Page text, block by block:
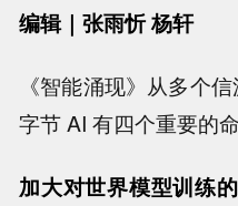
编辑｜张雨忻 杨轩
《智能涌现》从多个
字节 AI 有四个重要的
加大对世界模型训练